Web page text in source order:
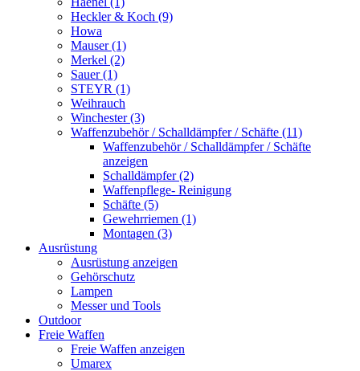
Heckler & Koch (9)
Howa
Mauser (1)
Merkel (2)
Sauer (1)
STEYR (1)
Weihrauch
Winchester (3)
Waffenzubehör / Schalldämpfer / Schäfte (11)
Waffenzubehör / Schalldämpfer / Schäfte
anzeigen
Schalldämpfer (2)
Waffenpflege- Reinigung
Schäfte (5)
Gewehrriemen (1)
Montagen (3)
Ausrüstung
Ausrüstung anzeigen
Gehörschutz
Lampen
Messer und Tools
Outdoor
Freie Waffen
Freie Waffen anzeigen
Umarex